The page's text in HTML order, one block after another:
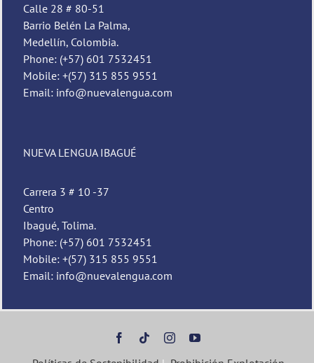
Calle 28 # 80-51
Barrio Belén La Palma,
Medellín, Colombia.
Phone: (+57) 601 7532451
Mobile: +(57) 315 855 9551
Email: info@nuevalengua.com
NUEVA LENGUA IBAGUÉ
Carrera 3 # 10 -37
Centro
Ibagué, Tolima.
Phone: (+57) 601 7532451
Mobile: +(57) 315 855 9551
Email: info@nuevalengua.com